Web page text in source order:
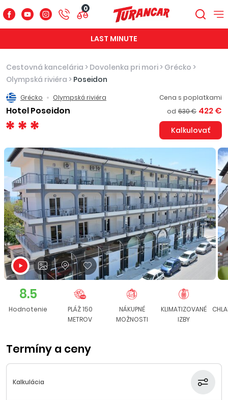
0
LAST MINUTE
Cestovná kancelária > Dovolenka pri mori > Grécko >
Olympská riviéra > Poseidon
Grécko Olympská riviéra
Hotel Poseidon
Cena s poplatkami
od 630 € 422 €
Kalkulovať
8.5
Hodnotenie
PLÁŽ 150
METROV
NÁKUPNÉ
MOŽNOSTI
KLIMATIZOVANÉ
IZBY
Termíny a ceny
Kalkulácia